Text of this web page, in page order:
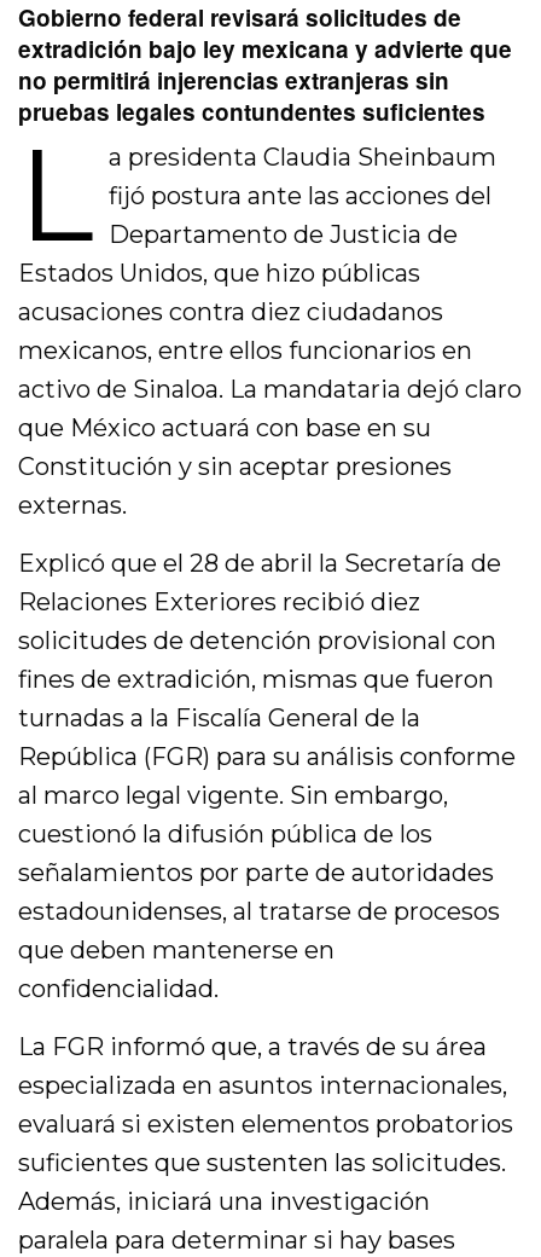
Gobierno federal revisará solicitudes de
extradición bajo ley mexicana y advierte que
no permitirá injerencias extranjeras sin
pruebas legales contundentes suficientes
L a presidenta Claudia Sheinbaum
fijó postura ante las acciones del
Departamento de Justicia de
Estados Unidos, que hizo públicas
acusaciones contra diez ciudadanos
mexicanos, entre ellos funcionarios en
activo de Sinaloa. La mandataria dejó claro
que México actuará con base en su
Constitución y sin aceptar presiones
externas.
Explicó que el 28 de abril la Secretaría de
Relaciones Exteriores recibió diez
solicitudes de detención provisional con
fines de extradición, mismas que fueron
turnadas a la Fiscalía General de la
República (FGR) para su análisis conforme
al marco legal vigente. Sin embargo,
cuestionó la difusión pública de los
señalamientos por parte de autoridades
estadounidenses, al tratarse de procesos
que deben mantenerse en
confidencialidad.
La FGR informó que, a través de su área
especializada en asuntos internacionales,
evaluará si existen elementos probatorios
suficientes que sustenten las solicitudes.
Además, iniciará una investigación
paralela para determinar si hay bases